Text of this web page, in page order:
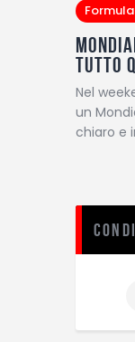
tutto
Nel
un
chiaro e